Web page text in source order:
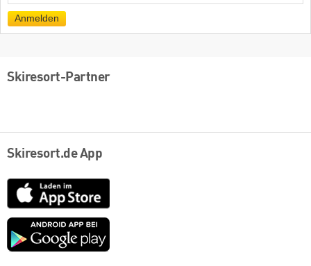
Anmelden
Skiresort-Partner
Skiresort.de App
App
Store
Google